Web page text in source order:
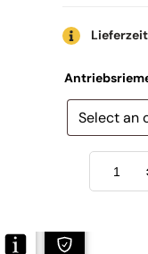
Original
Thorens